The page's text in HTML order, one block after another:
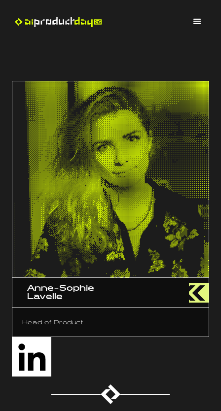
Anne-Sophie
Lavelle
Head of Product